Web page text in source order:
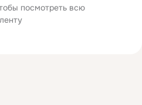
посмотреть всю
ленту